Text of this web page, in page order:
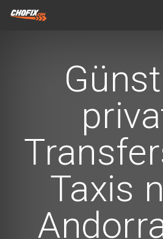
Taxis